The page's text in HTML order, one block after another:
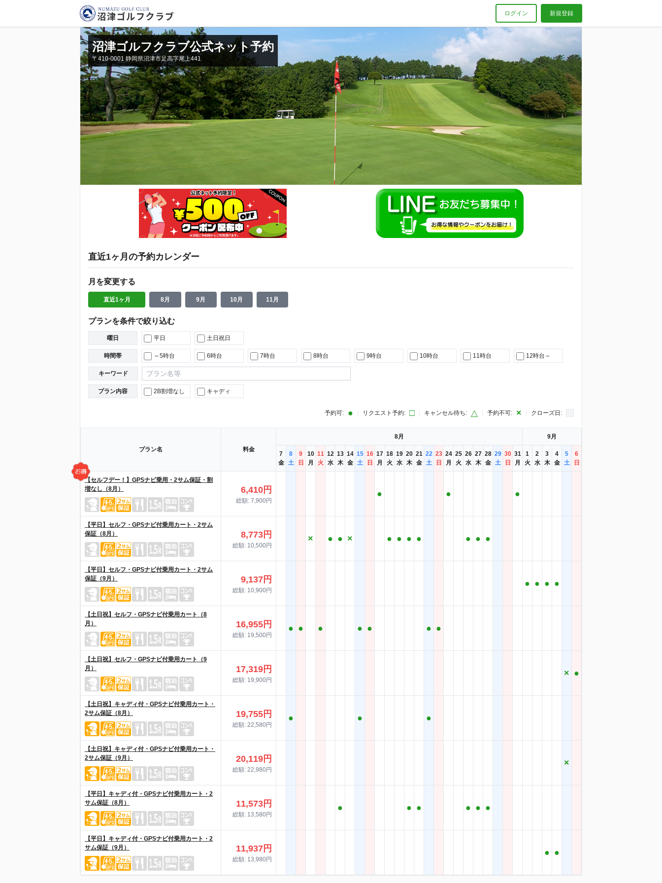
ログイン 新規登録
沼津ゴルフクラブ公式ネット予約
〒410-0001 静岡県沼津市足高字尾上441
直近1ヶ月の予約カレンダー
月を変更する
直近1ヶ月 8月 9月 10月 11月
プランを条件で絞り込む
曜日 平日 土日祝日
時間帯 ～5時台 6時台 7時台 8時台 9時台 10時台 11時台 12時台～
キーワード
プラン内容 2B割増なし キャディ
予約可: ● リクエスト予約: □ キャンセル待ち: △ 予約不可: × クローズ日:
プラン名 料金
8月 9月
7
金
8
土
9
日
10
月
11
火
12
水
13
木
14
金
15
土
16
日
17
月
18
火
19
水
20
木
21
金
22
土
23
日
24
月
25
火
26
水
27
木
28
金
29
土
30
日
31
月
1
火
2
水
3
木
4
金
5
土
6
日
【セルフデー！】GPSナビ乗用・2サム保証・割
増なし（8月）
6,410円
総額: 7,900円
● ● ●
【平日】セルフ・GPSナビ付乗用カート・2サム
保証（8月）
8,773円
総額: 10,500円
× ● ● × ● ● ● ● ● ● ●
【平日】セルフ・GPSナビ付乗用カート・2サム
保証（9月）
9,137円
総額: 10,900円
● ● ● ●
【土日祝】セルフ・GPSナビ付乗用カート（8
月）
16,955円
総額: 19,500円
● ● ● ● ● ● ●
【土日祝】セルフ・GPSナビ付乗用カート（9
月）
17,319円
総額: 19,900円
× ●
【土日祝】キャディ付・GPSナビ付乗用カート・
2サム保証（8月）
19,755円
総額: 22,580円
● ● ●
【土日祝】キャディ付・GPSナビ付乗用カート・
2サム保証（9月）
20,119円
総額: 22,980円
×
【平日】キャディ付・GPSナビ付乗用カート・2
サム保証（8月）
11,573円
総額: 13,580円
● ● ● ● ● ●
【平日】キャディ付・GPSナビ付乗用カート・2
サム保証（9月）
11,937円
総額: 13,980円
● ●